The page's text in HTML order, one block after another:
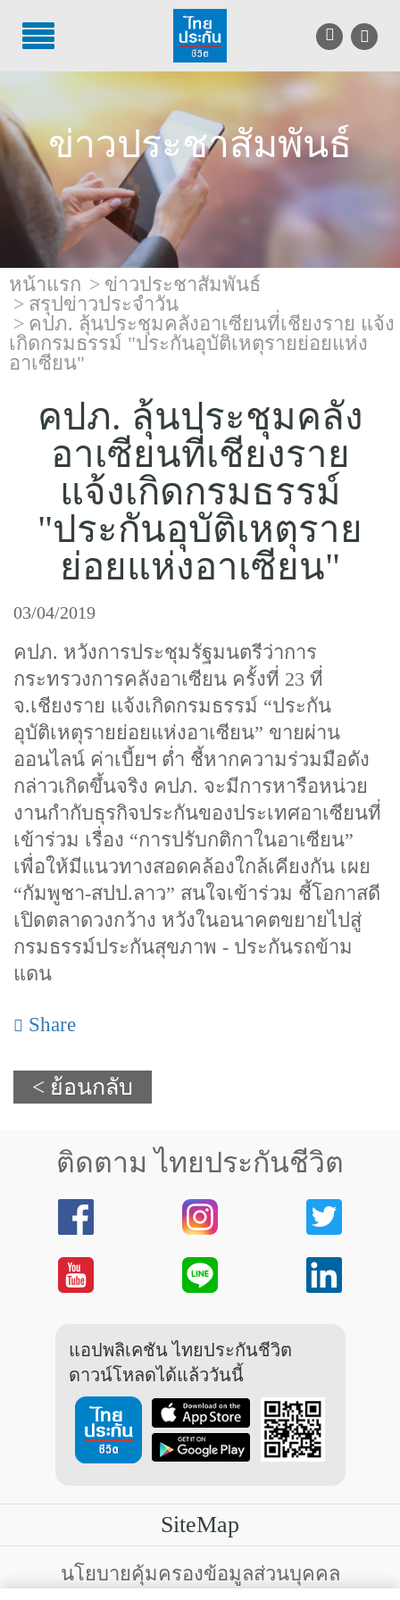
TH EN
บริการลูกค้า
บริการตัวแทน
รู้จักไทยประกันชีวิต
นักลงทุนสัมพันธ์
เพื่อสังคมไทย
ติดต่อไทยประกันชีวิต
บทความ
แบบประกันทั้งหมด
แบบประกันที่เหมาะกับช่วงอายุ
เปรียบเทียบแบบประกัน
เลือกแบบประกันที่เหมาะกับคุณ
TL Learning Center
ข่าวประชาสัมพันธ์
หน้าแรก
ข่าวประชาสัมพันธ์
สรุปข่าวประจำวัน
คปภ. ลุ้นประชุมคลังอาเซียนที่เชียงราย แจ้ง
เกิดกรมธรรม์ "ประกันอุบัติเหตุรายย่อยแห่ง
อาเซียน"
คปภ. ลุ้นประชุมคลัง
อาเซียนที่เชียงราย
แจ้งเกิดกรมธรรม์
"ประกันอุบัติเหตุราย
ย่อยแห่งอาเซียน"
03/04/2019
คปภ. หวังการประชุมรัฐมนตรีว่าการ
กระทรวงการคลังอาเซียน ครั้งที่ 23 ที่
จ.เชียงราย แจ้งเกิดกรมธรรม์ “ประกัน
อุบัติเหตุรายย่อยแห่งอาเซียน” ขายผ่าน
ออนไลน์ ค่าเบี้ยฯ ต่ำ ชี้หากความร่วมมือดัง
กล่าวเกิดขึ้นจริง คปภ. จะมีการหารือหน่วย
งานกำกับธุรกิจประกันของประเทศอาเซียนที่
เข้าร่วม เรื่อง “การปรับกติกาในอาเซียน”
เพื่อให้มีแนวทางสอดคล้องใกล้เคียงกัน เผย
“กัมพูชา-สปป.ลาว” สนใจเข้าร่วม ชี้โอกาสดี
เปิดตลาดวงกว้าง หวังในอนาคตขยายไปสู่
กรมธรรม์ประกันสุขภาพ - ประกันรถข้าม
แดน
Share
< ย้อนกลับ
ติดตาม ไทยประกันชีวิต
แอปพลิเคชัน ไทยประกันชีวิต
ดาวน์โหลดได้แล้ววันนี้
SiteMap
บริการลูกค้า
นโยบายคุ้มครองข้อมูลส่วนบุคคล